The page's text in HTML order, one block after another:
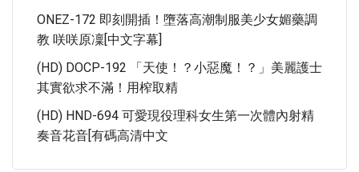
ONEZ-172 即刻開插！墮落高潮制服美少女媚藥調
教 咲咲原凜[中文字幕]
(HD) DOCP-192 「天使！？小惡魔！？」美麗護士
其實欲求不滿！用榨取精
(HD) HND-694 可愛現役理科女生第一次體內射精
奏音花音[有碼高清中文